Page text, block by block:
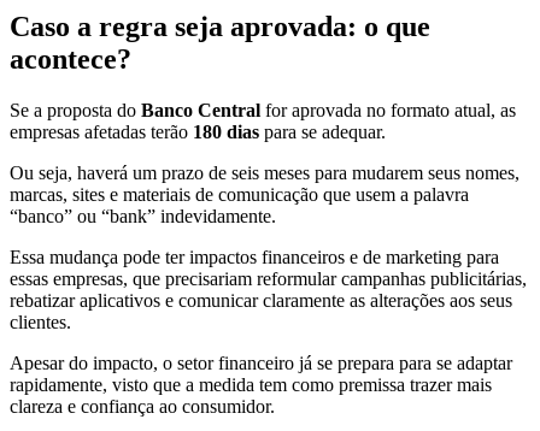
Caso a regra seja aprovada: o que
acontece?
Se a proposta do Banco Central for aprovada no formato atual, as
empresas afetadas terão 180 dias para se adequar.
Ou seja, haverá um prazo de seis meses para mudarem seus nomes,
marcas, sites e materiais de comunicação que usem a palavra
“banco” ou “bank” indevidamente.
Essa mudança pode ter impactos financeiros e de marketing para
essas empresas, que precisariam reformular campanhas publicitárias,
rebatizar aplicativos e comunicar claramente as alterações aos seus
clientes.
Apesar do impacto, o setor financeiro já se prepara para se adaptar
rapidamente, visto que a medida tem como premissa trazer mais
clareza e confiança ao consumidor.